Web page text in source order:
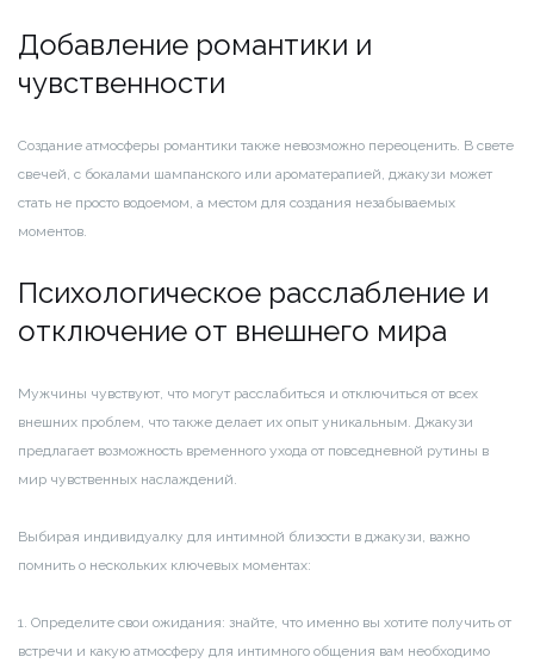
Добавление романтики и
чувственности
Создание атмосферы романтики также невозможно переоценить. В свете
свечей, с бокалами шампанского или ароматерапией, джакузи может
стать не просто водоемом, а местом для создания незабываемых
моментов.
Психологическое расслабление и
отключение от внешнего мира
Мужчины чувствуют, что могут расслабиться и отключиться от всех
внешних проблем, что также делает их опыт уникальным. Джакузи
предлагает возможность временного ухода от повседневной рутины в
мир чувственных наслаждений.
Выбирая индивидуалку для интимной близости в джакузи, важно
помнить о нескольких ключевых моментах:
1. Определите свои ожидания: знайте, что именно вы хотите получить от
встречи и какую атмосферу для интимного общения вам необходимо